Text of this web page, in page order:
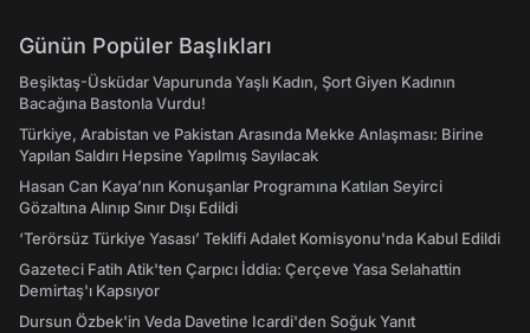
Günün Popüler Başlıkları
Beşiktaş-Üsküdar Vapurunda Yaşlı Kadın, Şort Giyen Kadının
Bacağına Bastonla Vurdu!
Türkiye, Arabistan ve Pakistan Arasında Mekke Anlaşması: Birine
Yapılan Saldırı Hepsine Yapılmış Sayılacak
Hasan Can Kaya’nın Konuşanlar Programına Katılan Seyirci
Gözaltına Alınıp Sınır Dışı Edildi
‘Terörsüz Türkiye Yasası’ Teklifi Adalet Komisyonu'nda Kabul Edildi
Gazeteci Fatih Atik'ten Çarpıcı İddia: Çerçeve Yasa Selahattin
Demirtaş'ı Kapsıyor
Dursun Özbek'in Veda Davetine Icardi'den Soğuk Yanıt